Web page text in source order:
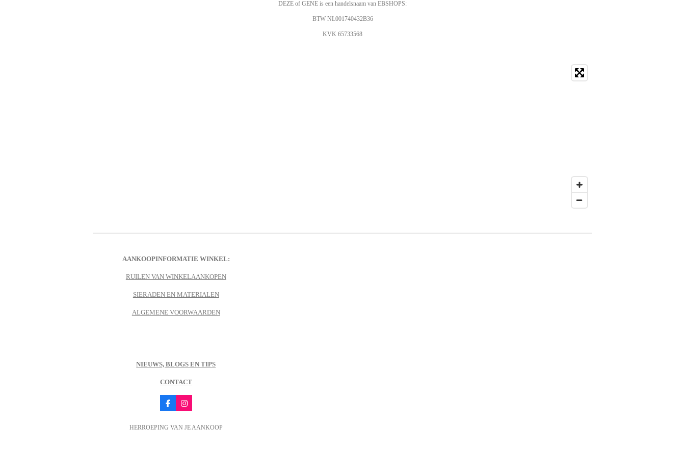
DEZE of GENE is een handelsnaam van EBSHOPS:
BTW NL001740432B36
KVK 65733568
AANKOOPINFORMATIE WINKEL:
RUILEN VAN WINKELAANKOPEN
SIERADEN EN MATERIALEN
ALGEMENE VOORWAARDEN
NIEUWS, BLOGS EN TIPS
CONTACT
F
a
e
I
n
t
HERROEPING VAN JE AANKOOP